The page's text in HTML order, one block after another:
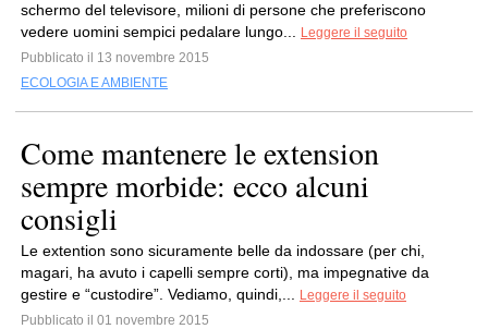
schermo del televisore, milioni di persone che preferiscono
vedere uomini sempici pedalare lungo...
Leggere il seguito
Pubblicato il 13 novembre 2015
ECOLOGIA E AMBIENTE
Come mantenere le extension
sempre morbide: ecco alcuni
consigli
Le extention sono sicuramente belle da indossare (per chi,
magari, ha avuto i capelli sempre corti), ma impegnative da
gestire e “custodire”. Vediamo, quindi,...
Leggere il seguito
Pubblicato il 01 novembre 2015